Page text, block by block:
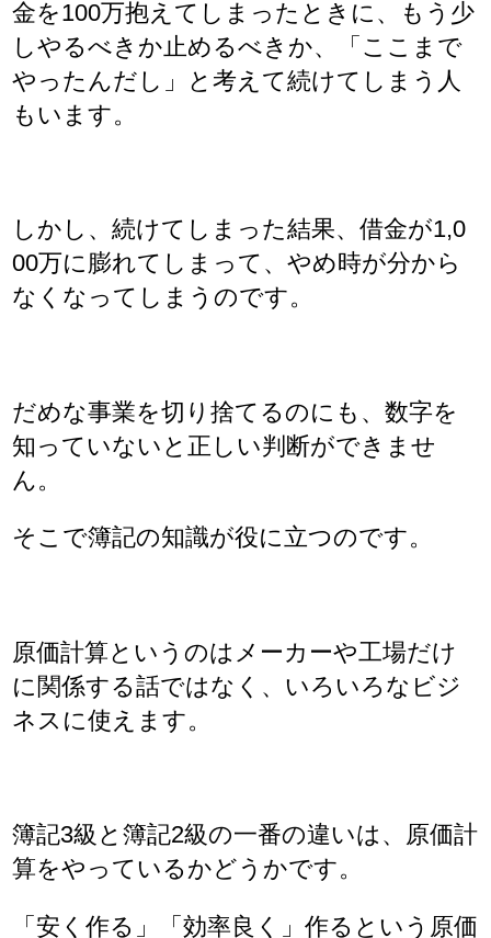
金を100万抱えてしまったときに、もう少
しやるべきか止めるべきか、「ここまで
やったんだし」と考えて続けてしまう人
もいます。
しかし、続けてしまった結果、借金が1,0
00万に膨れてしまって、やめ時が分から
なくなってしまうのです。
だめな事業を切り捨てるのにも、数字を
知っていないと正しい判断ができませ
ん。
そこで簿記の知識が役に立つのです。
原価計算というのはメーカーや工場だけ
に関係する話ではなく、いろいろなビジ
ネスに使えます。
簿記3級と簿記2級の一番の違いは、原価計
算をやっているかどうかです。
「安く作る」「効率良く」作るという原価